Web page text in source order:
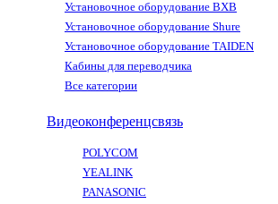
Установочное оборудование BXB
Установочное оборудование Shure
Установочное оборудование TAIDEN
Кабины для переводчика
Все категории
Видеоконференцсвязь
POLYCOM
YEALINK
PANASONIC